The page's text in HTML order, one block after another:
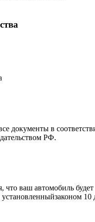
документы в
РФ.
что ваш автомобиль будет
установленныйзаконом